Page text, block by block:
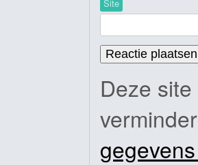
Site
Deze